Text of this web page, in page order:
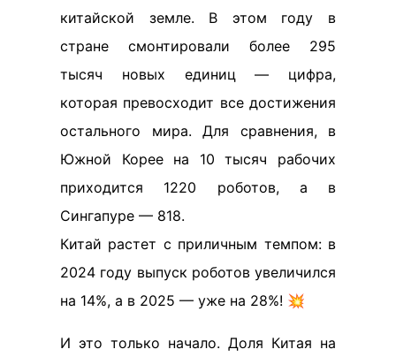
китайской земле. В этом году в
стране смонтировали более 295
тысяч новых единиц — цифра,
которая превосходит все достижения
остального мира. Для сравнения, в
Южной Корее на 10 тысяч рабочих
приходится 1220 роботов, а в
Сингапуре — 818.
Китай растет с приличным темпом: в
2024 году выпуск роботов увеличился
на 14%, а в 2025 — уже на 28%! 💥
И это только начало. Доля Китая на